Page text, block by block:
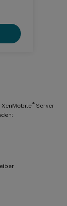
XenMobile ®Server